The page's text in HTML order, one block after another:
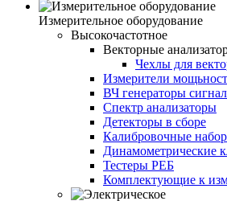
Измерительное оборудование
Высокочастотное
Векторные
Чехлы для
Измерители
ВЧ генераторы
Спектр анализаторы
Детекторы в сборе
Калибровочные
Динамометрические
Тестеры РЕБ
Комплектующие к